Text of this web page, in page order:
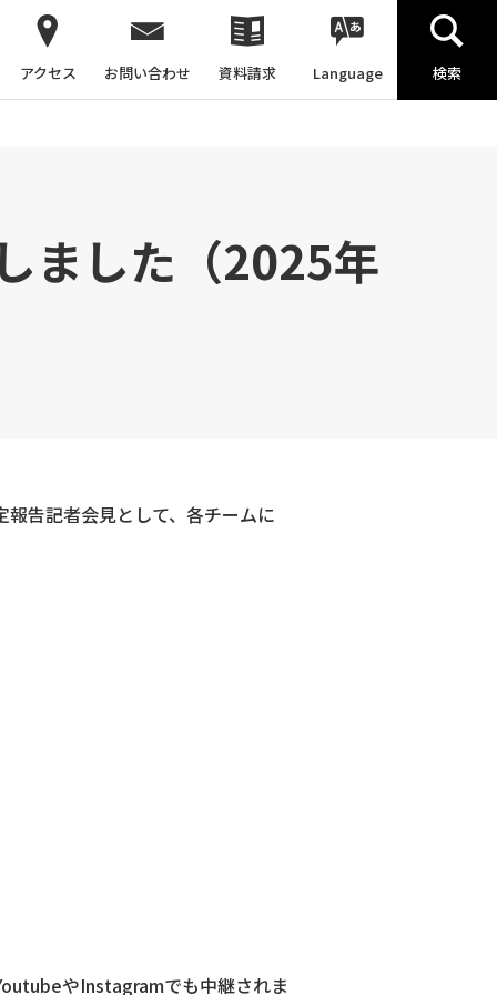
アクセス お問い合わせ 資料請求 Language 検索
ました（2025年
報告記者会見として、各チームに
やInstagramでも中継されま